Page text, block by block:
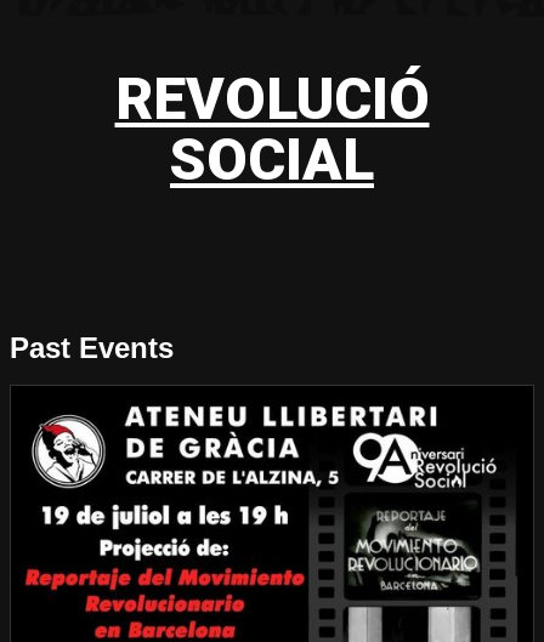
REVOLUCIÓ
SOCIAL
Past Events